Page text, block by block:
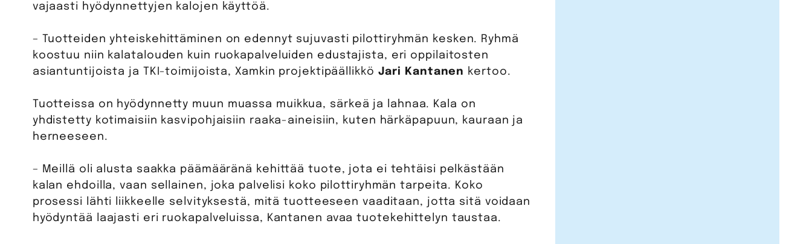
vajaasti hyödynnettyjen kalojen käyttöä.
– Tuotteiden yhteiskehittäminen on edennyt sujuvasti pilottiryhmän kesken. Ryhmä
koostuu niin kalatalouden kuin ruokapalveluiden edustajista, eri oppilaitosten
asiantuntijoista ja TKI-toimijoista, Xamkin projektipäällikkö Jari Kantanen kertoo.
Tuotteissa on hyödynnetty muun muassa muikkua, särkeä ja lahnaa. Kala on
yhdistetty kotimaisiin kasvipohjaisiin raaka-aineisiin, kuten härkäpapuun, kauraan ja
herneeseen.
– Meillä oli alusta saakka päämääränä kehittää tuote, jota ei tehtäisi pelkästään
kalan ehdoilla, vaan sellainen, joka palvelisi koko pilottiryhmän tarpeita. Koko
prosessi lähti liikkeelle selvityksestä, mitä tuotteeseen vaaditaan, jotta sitä voidaan
hyödyntää laajasti eri ruokapalveluissa, Kantanen avaa tuotekehittelyn taustaa.